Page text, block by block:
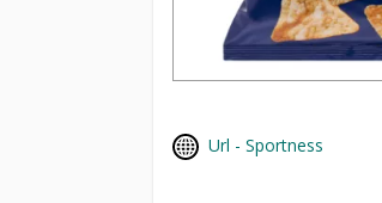
Url - Sportness